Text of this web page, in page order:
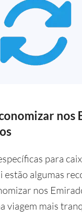
nos
para
estão algumas
nos
viagem mais